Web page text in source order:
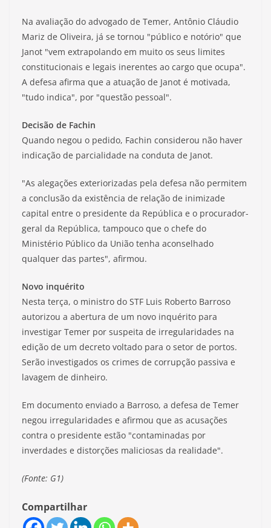
Na avaliação do advogado de Temer, Antônio Cláudio
Mariz de Oliveira, já se tornou "público e notório" que
Janot "vem extrapolando em muito os seus limites
constitucionais e legais inerentes ao cargo que ocupa".
A defesa afirma que a atuação de Janot é motivada,
"tudo indica", por "questão pessoal".
Decisão de Fachin
Quando negou o pedido, Fachin considerou não haver
indicação de parcialidade na conduta de Janot.
"As alegações exteriorizadas pela defesa não permitem
a conclusão da existência de relação de inimizade
capital entre o presidente da República e o procurador-
geral da República, tampouco que o chefe do
Ministério Público da União tenha aconselhado
qualquer das partes", afirmou.
Novo inquérito
Nesta terça, o ministro do STF Luis Roberto Barroso
autorizou a abertura de um novo inquérito para
investigar Temer por suspeita de irregularidades na
edição de um decreto voltado para o setor de portos.
Serão investigados os crimes de corrupção passiva e
lavagem de dinheiro.
Em documento enviado a Barroso, a defesa de Temer
negou irregularidades e afirmou que as acusações
contra o presidente estão "contaminadas por
inverdades e distorções maliciosas da realidade".
(Fonte: G1)
Compartilhar